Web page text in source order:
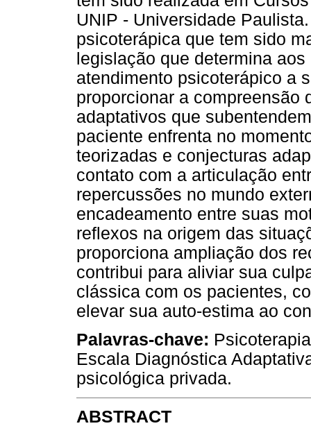
UNIP - Universidade
psicoterápica que tem sido
legislação que determina
atendimento psicoterápico a
proporcionar a compreensão
adaptativos que
paciente enfrenta no
teorizadas e conjecturas
contato com a articulação
repercussões no mundo
encadeamento entre suas
reflexos na origem das
proporciona ampliação dos
contribui para aliviar sua
clássica com os pacientes,
elevar sua auto-estima ao
Palavras-chave:
Escala Diagnóstica
psicológica privada.
ABSTRACT